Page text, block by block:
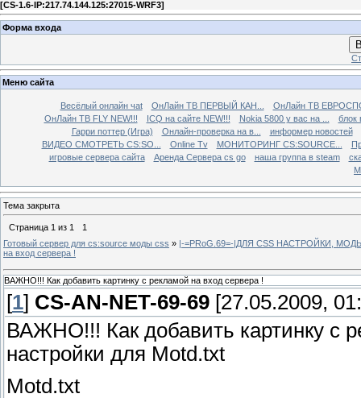
[CS-1.6-IP:217.74.144.125:27015-WRF3]
Форма входа
Меню сайта
Весёлый онлайн чаt ОнЛайн ТВ ПЕРВЫЙ КАН...
ОнЛайн ТВ
ОнЛайн ТВ FLY NEW!!!
ICQ на сайте NEW!!! Nokia 5800 у вас на ...
блок
Гарри поттер (Игра)
Онлайн-проверка на в...
информер новостей
ВИДЕО СМОТРЕТЬ CS:SO...
Online Tv МОНИТОРИНГ CS:SOURCE...
игровые сервера сайта
Аренда Сервера cs go наша группа в steam
Тема закрыта
Страница 1 из 1
1
Готовый сервер для cs:source моды css » |-=PRoG.69=-|ДЛЯ CSS НАСТРОЙКИ,
на вход сервера !
ВАЖНО!!! Как добавить картинку с рекламой на вход сервера !
[1] CS-AN-NET-69-69 [27.05.2009,
ВАЖНО!!! Как добавить картинку с
настройки для Motd.txt
Motd.txt